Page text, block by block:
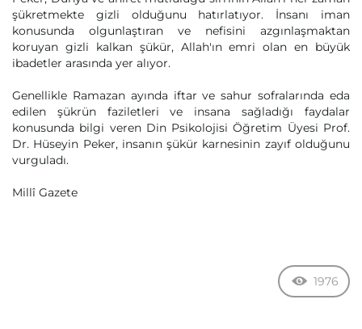
şükretmekte gizli olduğunu hatırlatıyor. İnsanı iman
konusunda olgunlaştıran ve nefisini azgınlaşmaktan
koruyan gizli kalkan şükür, Allah'ın emri olan en büyük
ibadetler arasında yer alıyor.
Genellikle Ramazan ayında iftar ve sahur sofralarında eda
edilen şükrün faziletleri ve insana sağladığı faydalar
konusunda bilgi veren Din Psikolojisi Öğretim Üyesi Prof.
Dr. Hüseyin Peker, insanın şükür karnesinin zayıf olduğunu
vurguladı.
Millî Gazete
1976